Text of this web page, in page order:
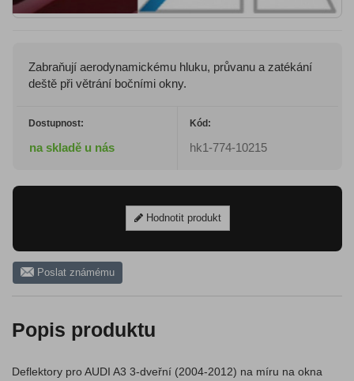
Zabraňují aerodynamickému hluku, průvanu a zatékání
deště při větrání bočními okny.
Dostupnost:
na skladě u nás
Kód:
hk1-774-10215
Hodnotit produkt
Poslat známému
Popis produktu
Deflektory pro AUDI A3 3-dveřní (2004-2012) na míru na okna